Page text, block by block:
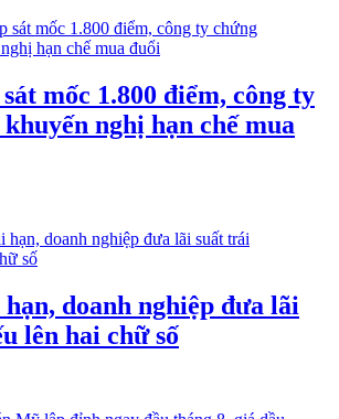
mốc 1.800 điểm, công ty
nghị hạn chế mua
doanh nghiệp đưa lãi
lên hai chữ số